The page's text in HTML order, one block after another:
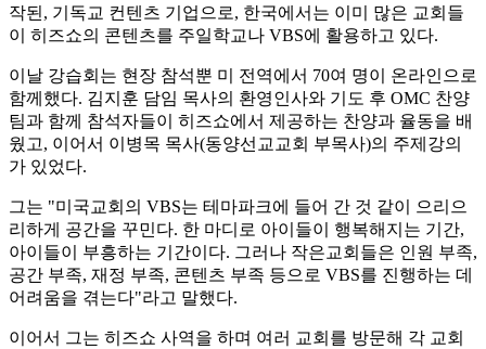
작된, 기독교 컨텐츠 기업으로, 한국에서는 이미 많은 교회들
이 히즈쇼의 콘텐츠를 주일학교나 VBS에 활용하고 있다.
이날 강습회는 현장 참석뿐 미 전역에서 70여 명이 온라인으로
함께했다. 김지훈 담임 목사의 환영인사와 기도 후 OMC 찬양
팀과 함께 참석자들이 히즈쇼에서 제공하는 찬양과 율동을 배
웠고, 이어서 이병목 목사(동양선교교회 부목사)의 주제강의
가 있었다.
그는 "미국교회의 VBS는 테마파크에 들어 간 것 같이 으리으
리하게 공간을 꾸민다. 한 마디로 아이들이 행복해지는 기간,
아이들이 부흥하는 기간이다. 그러나 작은교회들은 인원 부족,
공간 부족, 재정 부족, 콘텐츠 부족 등으로 VBS를 진행하는 데
어려움을 겪는다"라고 말했다.
이어서 그는 히즈쇼 사역을 하며 여러 교회를 방문해 각 교회